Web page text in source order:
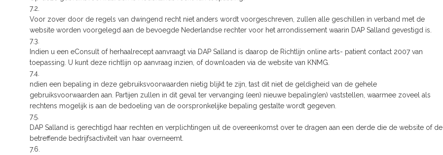
7.2.
Voor zover door de regels van dwingend recht niet anders wordt voorgeschreven, zullen alle geschillen in verband met de
website worden voorgelegd aan de bevoegde Nederlandse rechter voor het arrondissement waarin DAP Salland gevestigd is.
7.3.
Indien u een eConsult of herhaalrecept aanvraagt via DAP Salland is daarop de Richtlijn online arts- patient contact 2007 van
toepassing. U kunt deze richtlijn op aanvraag inzien, of downloaden via de website van KNMG.
7.4.
ndien een bepaling in deze gebruiksvoorwaarden nietig blijkt te zijn, tast dit niet de geldigheid van de gehele
gebruiksvoorwaarden aan. Partijen zullen in dit geval ter vervanging (een) nieuwe bepaling(en) vaststellen, waarmee zoveel als
rechtens mogelijk is aan de bedoeling van de oorspronkelijke bepaling gestalte wordt gegeven.
7.5.
DAP Salland is gerechtigd haar rechten en verplichtingen uit de overeenkomst over te dragen aan een derde die de website of de
betreffende bedrijfsactiviteit van haar overneemt.
7.6.